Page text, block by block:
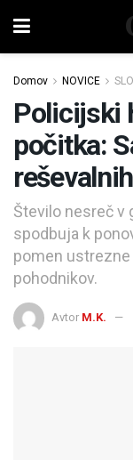
Domov NOVICE
Policijski
počitka:
Število nesreč v
spodbuja k
pomen
pohodnikov.
Avtor M.K.